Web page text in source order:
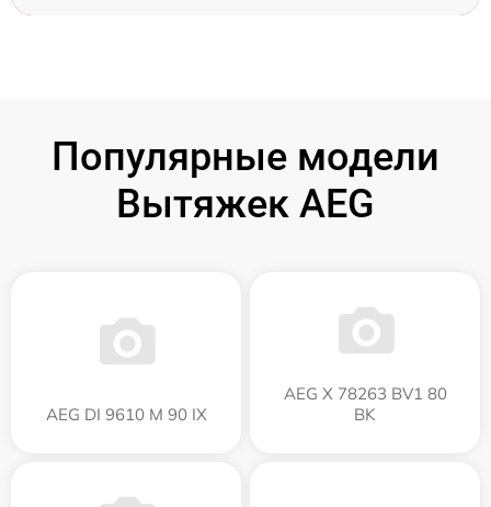
Популярные модели
Вытяжек AEG
AEG DI 9610 M 90 IX
AEG X 78263 BV1 80
BK